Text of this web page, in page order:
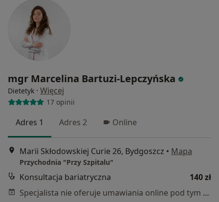
mgr Marcelina Bartuzi-Lepczyńska
Dietetyk · Więcej
17 opinii
Adres 1 Adres 2 Online
Marii Skłodowskiej Curie 26, Bydgoszcz • Mapa
Przychodnia "Przy Szpitalu"
Konsultacja bariatryczna
140 zł
Specjalista nie oferuje umawiania online pod tym adresem.